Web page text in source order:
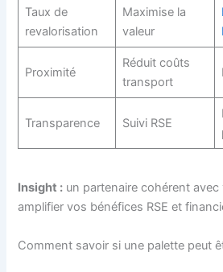
Taux de
revalorisation
Maximise la
valeur
Proximité
Réduit coûts
transport
Transparence Suivi RSE
Insight : un partenaire cohérent
amplifier vos bénéfices RSE et
Comment savoir si une palette peut